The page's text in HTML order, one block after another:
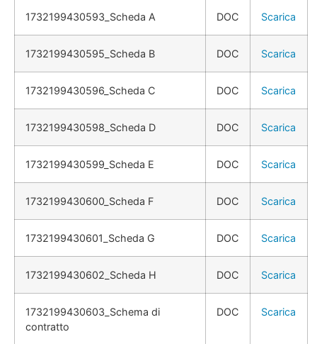
1732199430593_Scheda A DOC Scarica
1732199430595_Scheda B DOC Scarica
1732199430596_Scheda C DOC Scarica
1732199430598_Scheda D DOC Scarica
1732199430599_Scheda E DOC Scarica
1732199430600_Scheda F DOC Scarica
1732199430601_Scheda G DOC Scarica
1732199430602_Scheda H DOC Scarica
1732199430603_Schema di
contratto
DOC Scarica